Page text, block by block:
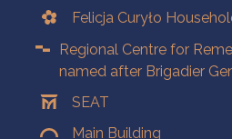
Felicja Curyło
Regional Centre for
named after Brigadier
SEAT
Main Building